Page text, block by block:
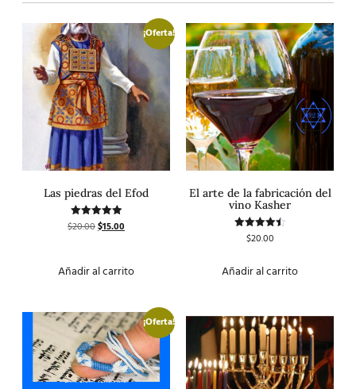
¡Oferta!
Las piedras del Efod
Valorado
con
$20.00$15.00
Añadir al carrito
El arte de la fabricación del
vino Kasher
Valorado
$20.00
Añadir al carrito
¡Oferta!